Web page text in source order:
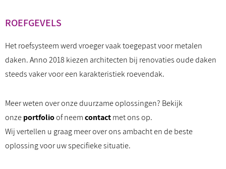
ROEFGEVELS
Het roefsysteem werd vroeger vaak toegepast voor metalen
daken. Anno 2018 kiezen architecten bij renovaties oude daken
steeds vaker voor een karakteristiek roevendak.
Meer weten over onze duurzame oplossingen? Bekijk
onzeportfolioof neemcontactmet ons op.
Wij vertellen u graag meer over ons ambacht en de beste
oplossing voor uw specifieke situatie.